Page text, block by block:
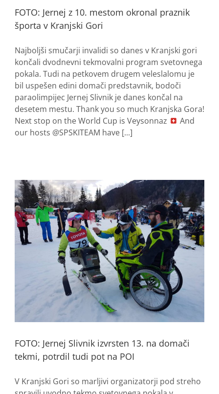
FOTO: Jernej z 10. mestom okronal praznik
športa v Kranjski Gori
Najboljši smučarji invalidi so danes v Kranjski gori
končali dvodnevni tekmovalni program svetovnega
pokala. Tudi na petkovem drugem veleslalomu je
bil uspešen edini domači predstavnik, bodoči
paraolimpijec Jernej Slivnik je danes končal na
desetem mestu. Thank you so much Kranjska Gora!
Next stop on the World Cup is Veysonnaz
And
our hosts @SPSKITEAM have [...]
FOTO: Jernej Slivnik izvrsten 13. na domači
tekmi, potrdil tudi pot na POI
V Kranjski Gori so marljivi organizatorji pod streho